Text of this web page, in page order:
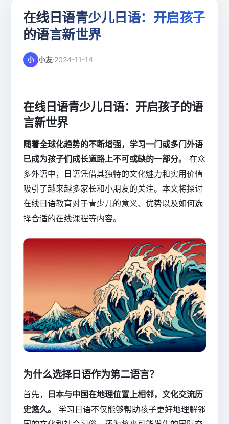
在线日语青少儿日语：开启孩子
的语言新世界
小 小友 2024-11-14
在线日语青少儿日语：开启孩子的语
言新世界
随着全球化趋势的不断增强，学习一门或多门外语
已成为孩子们成长道路上不可或缺的一部分。
在众
多外语中，日语凭借其独特的文化魅力和实用价值
吸引了越来越多家长和小朋友的关注。本文将探讨
在线日语教育对于青少儿的意义、优势以及如何选
择合适的在线课程等内容。
为什么选择日语作为第二语言？
首先，
日本与中国在地理位置上相邻，文化交流历
史悠久。
学习日语不仅能够帮助孩子更好地理解邻